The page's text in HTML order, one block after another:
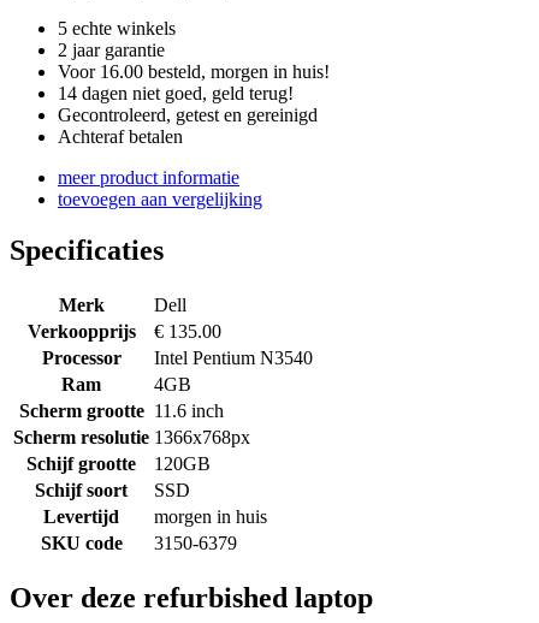
5 echte winkels
2 jaar garantie
Voor 16.00 besteld, morgen in huis!
14 dagen niet goed, geld terug!
Gecontroleerd, getest en gereinigd
Achteraf betalen
meer product informatie
toevoegen aan vergelijking
Specificaties
Merk
Dell
Verkoopprijs
€ 135.00
Processor
Intel Pentium N3540
Ram
4GB
Scherm grootte 11.6 inch
Scherm resolutie 1366x768px
Schijf grootte
120GB
Schijf soort
SSD
Levertijd
morgen in huis
SKU code
3150-6379
Over deze refurbished laptop